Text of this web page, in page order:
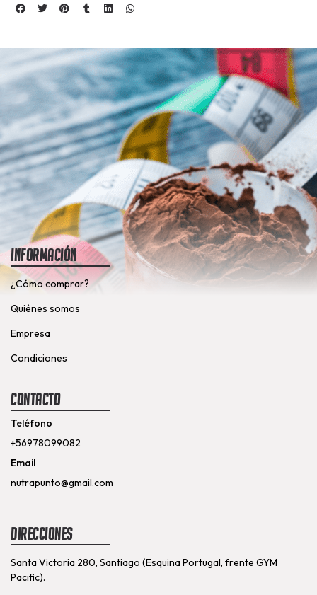
Información
¿Cómo comprar?
Quiénes somos
Empresa
Condiciones
Contacto
Teléfono
+56978099082
Email
nutrapunto@gmail.com
Direcciones
Santa Victoria 280, Santiago (Esquina Portugal, frente GYM
Pacific).